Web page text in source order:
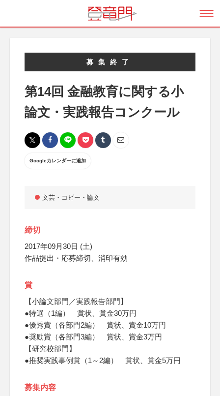
募集終了
第14回 金融教育に関する小
論文・実践報告コンクール
Googleカレンダーに追加
文芸・コピー・論文
締切
2017年09月30日 (土)
作品提出・応募締切、消印有効
賞
【小論文部門／実践報告部門】
●特選（1編） 賞状、賞金30万円
●優秀賞（各部門2編） 賞状、賞金10万円
●奨励賞（各部門3編） 賞状、賞金3万円
【研究校部門】
●推奨実践事例賞（1～2編） 賞状、賞金5万円
募集内容